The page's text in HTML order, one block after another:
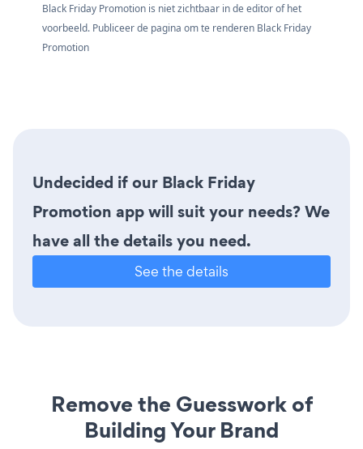
Black Friday Promotion is niet zichtbaar in de editor of het
voorbeeld. Publiceer de pagina om te renderen Black Friday
Promotion
Undecided if our Black Friday
Promotion app will suit your needs? We
have all the details you need.
See the details
Remove the Guesswork of
Building Your Brand